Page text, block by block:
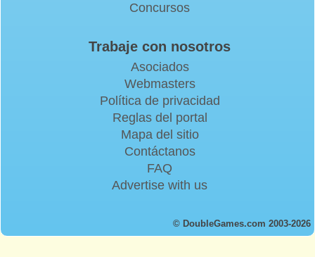
Concursos
Trabaje con nosotros
Asociados
Webmasters
Política de privacidad
Reglas del portal
Mapa del sitio
Contáctanos
FAQ
Advertise with us
© DoubleGames.com 2003-2026